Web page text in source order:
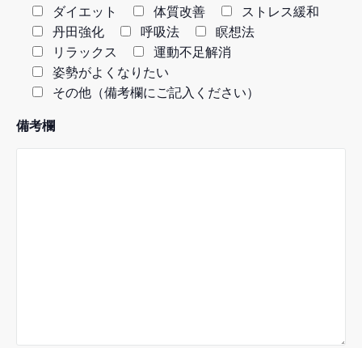
ダイエット 体質改善
ストレス緩和
丹田強化
呼吸法
瞑想法
リラックス
運動不足解消
姿勢がよくなりたい
その他（備考欄にご記入ください）
備考欄